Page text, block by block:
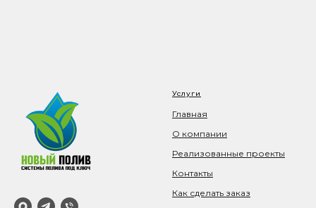
Услуги
Главная
О компании
Реализованные проекты
Контакты
Как сделать заказ